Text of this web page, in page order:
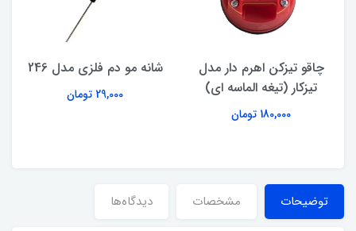
چاقو تیزکن اهرم‌ دار مدل
تیزکار (تیغه الماسه ای)
180,000 تومان
شانه مو دم فلزی مدل 246
29,000 تومان
توضیحات مشخصات دیدگاه‌ها